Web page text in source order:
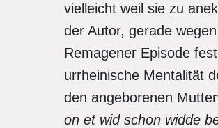
vielleicht weil sie zu
der Autor, gerade
Remagener Episode
urrheinische Mentalität
den angeborenen
on et wid schon widde